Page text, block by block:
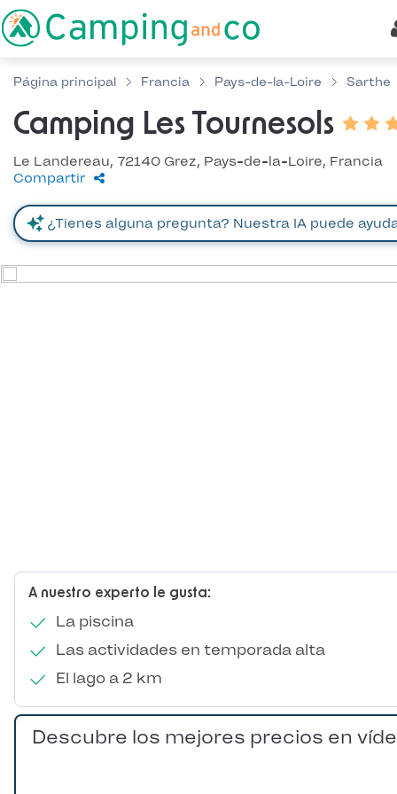
Página principal Francia Pays-de-la-Loire Sarthe
Camping Les Tournesols
Le Landereau, 72140 Grez, Pays-de-la-Loire, Francia
Compartir
A nuestro experto le gusta:
La piscina
Las actividades en temporada alta
El lago a 2 km
Descubre los mejores precios en